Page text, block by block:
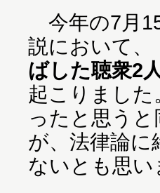
今年の7月
説において、
ばした聴衆2
起こりまし
ったと思う
が、法律論
ないとも思い